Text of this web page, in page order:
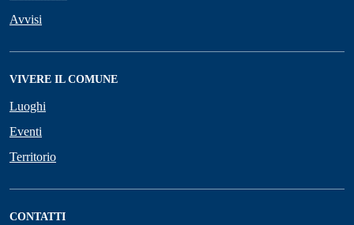
Avvisi
VIVERE IL COMUNE
Luoghi
Eventi
Territorio
CONTATTI